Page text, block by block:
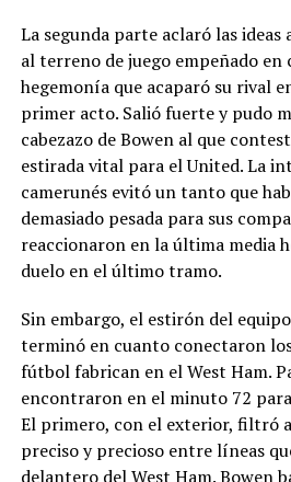
La segunda parte aclaró las ideas
al terreno de juego empeñado en
hegemonía que acaparó su rival
primer acto. Salió fuerte y pudo
cabezazo de Bowen al que
estirada vital para el United. La
camerunés evitó un tanto que
demasiado pesada para sus
reaccionaron en la última media
duelo en el último tramo.
Sin embargo, el estirón del
terminó en cuanto conectaron
fútbol fabrican en el West Ham.
encontraron en el minuto 72
El primero, con el exterior, filtró
preciso y precioso entre líneas
delantero del West Ham. Bowen